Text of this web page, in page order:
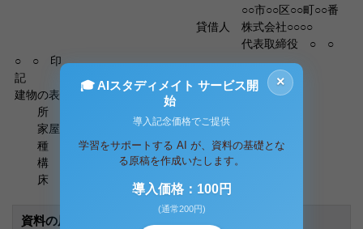
○○市○○区○○町○○番
貸借人 株式会社○○○○
代表取締役 ○ ○
○ ○ 印
記
建物の表示
所 在
家屋番号
種 類
構 造
床
資料の原本内容
×
🎓 AIスタディメイト サービス開
始
導入記念価格でご提供
学習をサポートする AI が、資料の基礎とな
る原稿を作成いたします。
導入価格：100円
(通常200円)